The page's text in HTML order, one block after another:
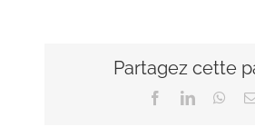
Partagez cette
FacebookLinkedIn